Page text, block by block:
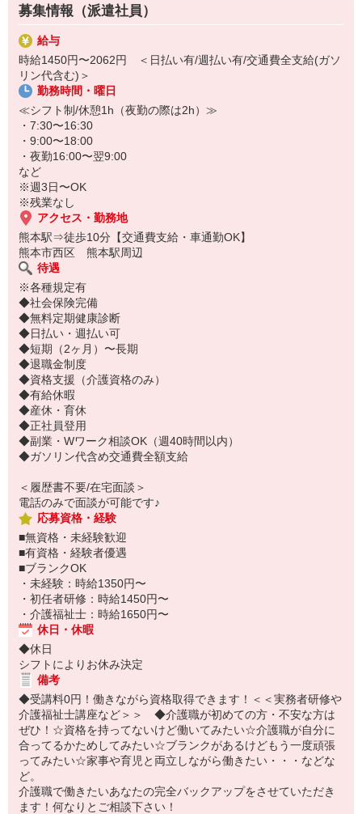
など
サポート業務が中心なので、難しいことは特にありません！無資
格・未経験でもすぐに活躍できますよ♪ブランクがあっても問題な
し！
残業もありません！プライベートの予定も立てやすい♪お仕事のあと
にスグ推し事もできます◎
ご応募お待ちしております！
募集情報（派遣社員）
給与
時給1450円〜2062円 ＜日払い有/週払い有/交通費全支給(ガソ
リン代含む)＞
勤務時間・曜日
≪シフト制/休憩1h（夜勤の際は2h）≫
・7:30〜16:30
・9:00〜18:00
・夜勤16:00〜翌9:00
など
※週3日〜OK
※残業なし
アクセス・勤務地
熊本駅⇒徒歩10分【交通費支給・車通勤OK】
熊本市西区 熊本駅周辺
待遇
※各種規定有
◆社会保険完備
◆無料定期健康診断
◆日払い・週払い可
◆短期（2ヶ月）〜長期
◆退職金制度
◆資格支援（介護資格のみ）
◆有給休暇
◆産休・育休
◆正社員登用
◆副業・Wワーク相談OK（週40時間以内）
◆ガソリン代含め交通費全額支給
＜履歴書不要/在宅面談＞
電話のみで面談が可能です♪
応募資格・経験
■無資格・未経験歓迎
■有資格・経験者優遇
■ブランクOK
・未経験：時給1350円〜
・初任者研修：時給1450円〜
・介護福祉士：時給1650円〜
休日・休暇
◆休日
シフトによりお休み決定
備考
◆受講料0円！働きながら資格取得できます！＜＜実務者研修や
介護福祉士講座など＞＞ ◆介護職が初めての方・不安な方は
ぜひ！☆資格を持ってないけど働いてみたい☆介護職が自分に
合ってるかためしてみたい☆ブランクがあるけどもう一度頑張
ってみたい☆家事や育児と両立しながら働きたい・・・などな
ど。
介護職で働きたいあなたの完全バックアップをさせていただき
ます！何なりとご相談下さい！